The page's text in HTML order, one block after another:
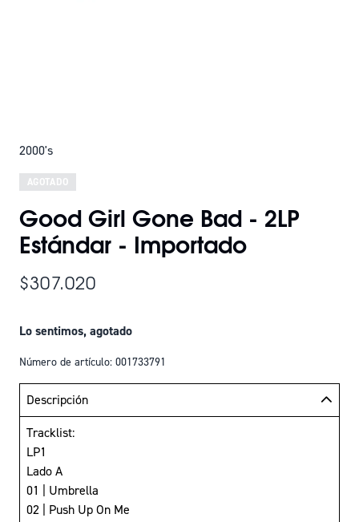
2000's
AGOTADO
Good Girl Gone Bad - 2LP
Estándar - Importado
$307.020
Lo sentimos, agotado
Número de artículo: 001733791
Descripción
Tracklist:
LP1
Lado A
01 | Umbrella
02 | Push Up On Me